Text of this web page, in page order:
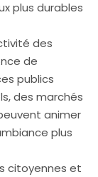
plus durables
des
de
publics
des marchés
animer
plus
citoyennes et